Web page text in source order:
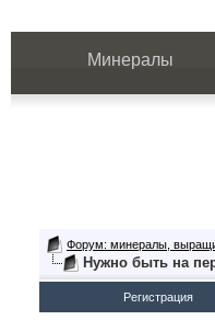
Минералы
Форум: минералы,
Нужно быть на
Регистрация